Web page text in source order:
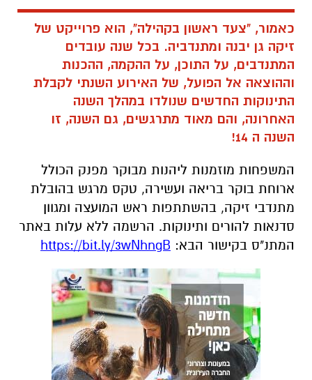
כאמור, "צעד ראשון בקהילה", הוא פרוייקט של
זיקה גן יבנה ומתנדביה. בכל שנה עובדים
המתנדבים, על התוכן, על ההקמה, ההכנות
וההוצאה אל הפועל, של האירוע השנתי לקבלת
התינוקות החדשים שנולדו במהלך השנה
האחרונה, והם מאוד מתרגשים, גם השנה, זו
השנה ה 14!
המשפחות מוזמנות ליהנות מבוקר מפנק הכולל
ארוחת בוקר בריאה ועשירה, טקס מרגש בהובלת
מתנדבי זיקה, בהשתתפות ראש המועצה ומגוון
סדנאות להורים ותינוקות. הרשמה ללא עלות באתר
המתנ"ס בקישור הבא: https://bit.ly/3wNhngB